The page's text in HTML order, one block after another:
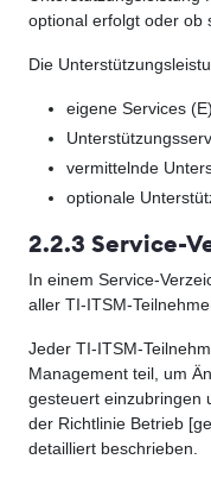
optional erfolgt oder ob
Die
eigene Services (E)
vermittelnde
optionale
2.2.3 Service-
In einem Service-
aller TI-ITSM-
Jeder TI-ITSM-
Management teil, um
gesteuert einzubringen
der Richtlinie Betrieb
detailliert beschrieben.